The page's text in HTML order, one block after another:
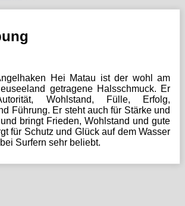
Hei Matau ist der wohl am
getragene Halsschmuck. Er
Wohlstand, Fülle, Erfolg,
Führung. Er steht auch für Stärke und
bringt Frieden, Wohlstand und gute
für Schutz und Glück auf dem Wasser
Surfern sehr beliebt.